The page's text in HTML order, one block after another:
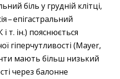
біль у грудній клітці,
– ​епігастральний
т. ін.) пояснюється
гіперчутливості (Mayer,
мають більш низький
через балонне